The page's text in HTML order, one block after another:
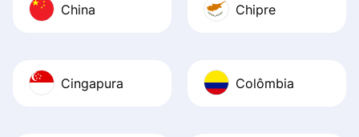
China Chipre
Cingapura Colômbia